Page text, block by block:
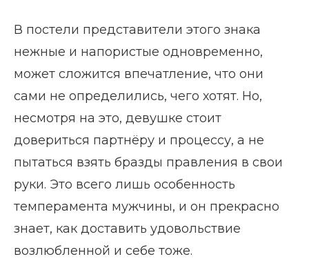
В постели представители этого знака
нежные и напористые одновременно,
может сложится впечатление, что они
сами не определились, чего хотят. Но,
несмотря на это, девушке стоит
довериться партнёру и процессу, а не
пытаться взять бразды правления в свои
руки. Это всего лишь особенность
темперамента мужчины, и он прекрасно
знает, как доставить удовольствие
возлюбленной и себе тоже.